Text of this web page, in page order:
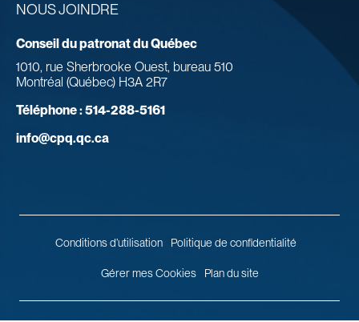
NOUS JOINDRE
Conseil du patronat du Québec
1010, rue Sherbrooke Ouest, bureau 510
Montréal (Québec) H3A 2R7
Téléphone :514-288-5161
info@cpq.qc.ca
Conditions d’utilisation Politique de confidentialité
Gérer mes Cookies Plan du site